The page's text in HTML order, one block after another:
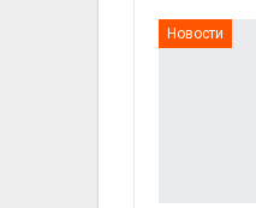
Новости